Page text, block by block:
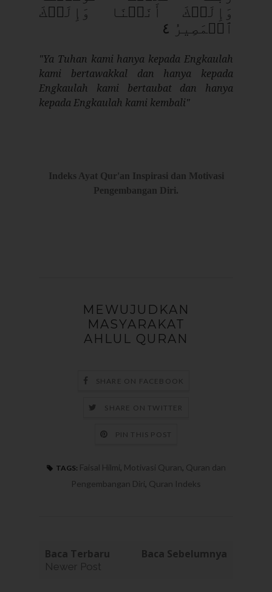
وَإِلَيۡكَ أَنَبۡنَا وَإِلَيۡكَ
ٱلۡمَصِيرُ ٤
"Ya Tuhan kami hanya kepada Engkaulah
kami bertawakkal dan hanya kepada
Engkaulah kami bertaubat dan hanya
kepada Engkaulah kami kembali"
Indeks Ayat Qur'an Inspirasi dan Motivasi
Pengembangan Diri.
MEWUJUDKAN
MASYARAKAT
AHLUL QURAN
SHARE ON FACEBOOK
SHARE ON TWITTER
PIN THIS POST
TAGS: Faisal Hilmi, Motivasi Quran, Quran dan
Pengembangan Diri, Quran Indeks
Baca Terbaru
Newer Post
Baca Sebelumnya